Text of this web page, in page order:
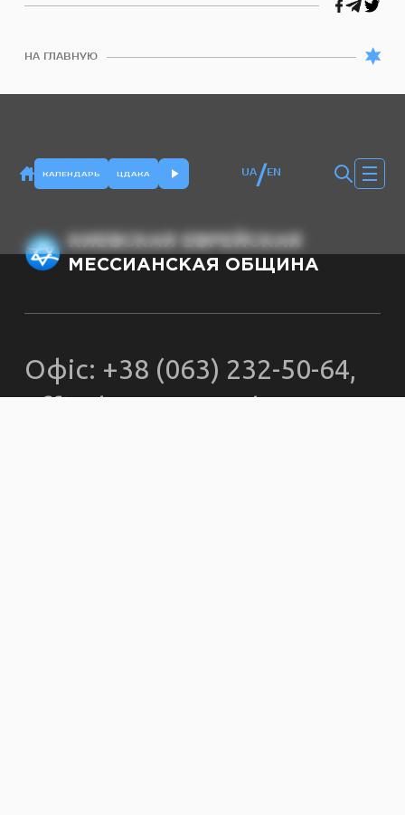
НА ГЛАВНУЮ
КАЛЕНДАРЬ ЦДАКА UA/EN
КИЕВСКАЯ ЕВРЕЙСКАЯ
МЕССИАНСКАЯ ОБЩИНА
Офіс: +38 (063) 232-50-64,
officekemo@gmail.com